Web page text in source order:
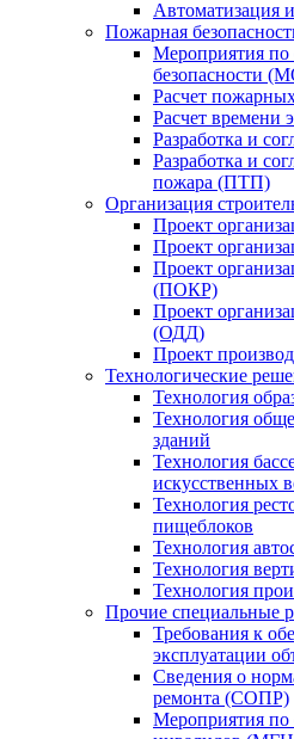
Автоматизация
Пожарная
Мероприятия
безопасности
Расчет
Расчет времени
Разработка и
Разработка и
пожара (ПТП)
Организация
Проект
Проект
Проект
(ПОКР)
Проект
(ОДД)
Проект
Технологические
Технология
Технология
зданий
Технология
искусственных
Технология
пищеблоков
Технология
Технология
Технология
Прочие специальные
Требования к
эксплуатации
Сведения о
ремонта (СОПР)
Мероприятия по